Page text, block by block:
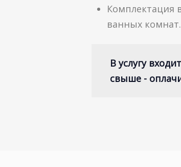
Комплектация
ванных комнат.
В услугу
свыше -